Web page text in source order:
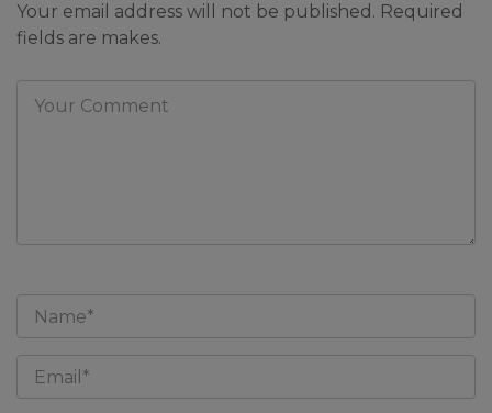
Your email address will not be published. Required
fields are makes.